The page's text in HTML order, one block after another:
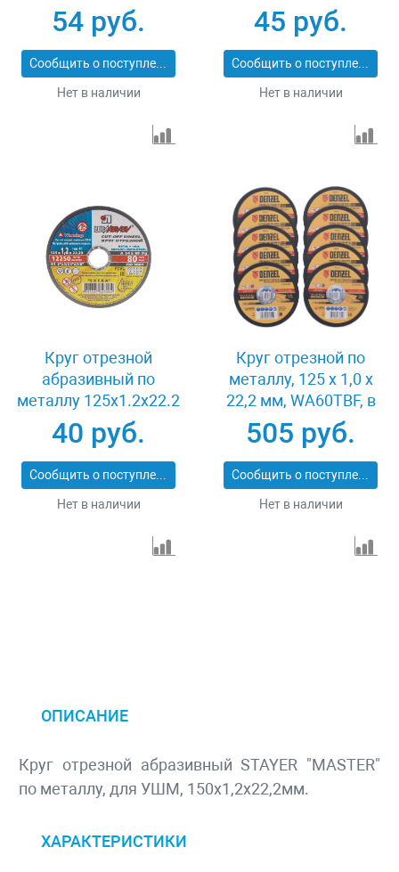
54 руб.
Сообщить о поступлении
Нет в наличии
45 руб.
Сообщить о поступлении
Нет в наличии
Круг отрезной
абразивный по
металлу 125x1.2x22.2
мм Луга 3612-125-1.2
40 руб.
Сообщить о поступлении
Нет в наличии
Круг отрезной по
металлу, 125 х 1,0 х
22,2 мм, WA60TBF, в
метал.банке, 10 шт.
Denzel 737610
505 руб.
Сообщить о поступлении
Нет в наличии
ОПИСАНИЕ
Круг отрезной абразивный STAYER "MASTER"
по металлу, для УШМ, 150х1,2х22,2мм.
ХАРАКТЕРИСТИКИ